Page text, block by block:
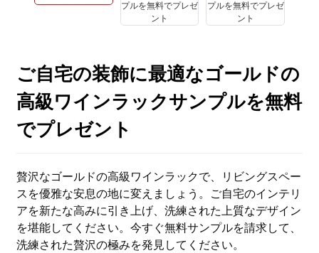
ご自宅の装飾に最適なゴールドの
高級ワインラックサンプルを無料
でプレゼント
贅沢なゴールドの高級ワインラックで、リビングスペー
スを優雅な安息の地に変えましょう。ご自宅のインテリ
アを新たな高みに引き上げ、洗練された上質なデザイン
を堪能してください。今すぐ無料サンプルを請求して、
洗練された贅沢の極みを発見してください。